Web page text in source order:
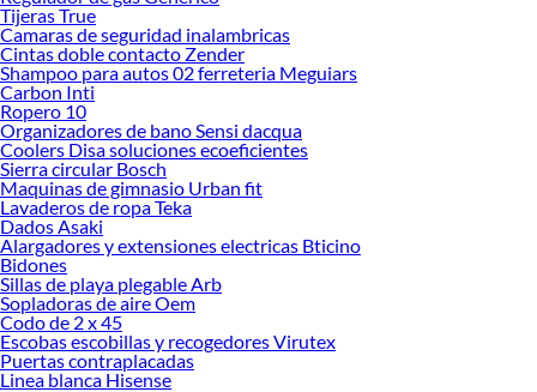
Precios de Comida para gatos en Sodimac Perú
Si buscar ahorrar, estás en la tienda correcta porque en Sodimac tenemos
nuestra política de precios bajos garantizados en Comida para gatos, así que no
dudes más y compra online este producto con sus complementos para que
termines tu proyecto al 100% a un costo económico. Además, elige entre las
opciones de delivery o recojo en tienda.
Las mejores marcas de Comida para gatos
Sabemos que la calidad, confianza y seguridad son factores importantes al
momento de decidir qué modelo comprar, por ello contamos con una amplia
oferta de marcas prestigiosas y reconocidas en Comida para gatos. De esta
manera, inviertes en durabilidad, rendimiento, excelencia y satisfacción
garantizada.
Tijeras True
Camaras de seguridad inalambricas
Cintas doble contacto Zender
Shampoo para autos 02 ferreteria Meguiars
Carbon Inti
Ropero 10
Organizadores de bano Sensi dacqua
Coolers Disa soluciones ecoeficientes
Sierra circular Bosch
Maquinas de gimnasio Urban fit
Lavaderos de ropa Teka
Dados Asaki
Alargadores y extensiones electricas Bticino
Bidones
Sillas de playa plegable Arb
Sopladoras de aire Oem
Codo de 2 x 45
Escobas escobillas y recogedores Virutex
Puertas contraplacadas
Linea blanca Hisense